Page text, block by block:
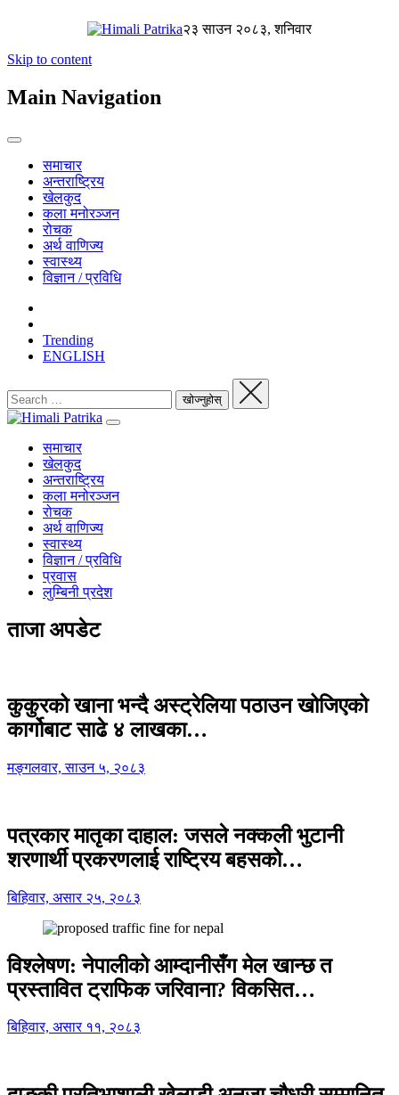
२३ साउन २०८३, शनिवार
Skip to content
Main Navigation
समाचार
अन्तराष्ट्रिय
खेलकुद
कला मनोरञ्जन
रोचक
अर्थ वाणिज्य
स्वास्थ्य
विज्ञान / प्रविधि
Trending
ENGLISH
समाचार
खेलकुद
अन्तराष्ट्रिय
कला मनोरञ्जन
रोचक
अर्थ वाणिज्य
स्वास्थ्य
विज्ञान / प्रविधि
प्रवास
लुम्बिनी प्रदेश
ताजा अपडेट
कुकुरको खाना भन्दै अस्ट्रेलिया पठाउन खोजिएको
कार्गोबाट साढे ४ लाखका…
मङ्गलवार, साउन ५, २०८३
पत्रकार मातृका दाहाल: जसले नक्कली भुटानी
शरणार्थी प्रकरणलाई राष्ट्रिय बहसको…
बिहिवार, असार २५, २०८३
विश्लेषण: नेपालीको आम्दानीसँग मेल खान्छ त
प्रस्तावित ट्राफिक जरिवाना? विकसित…
बिहिवार, असार ११, २०८३